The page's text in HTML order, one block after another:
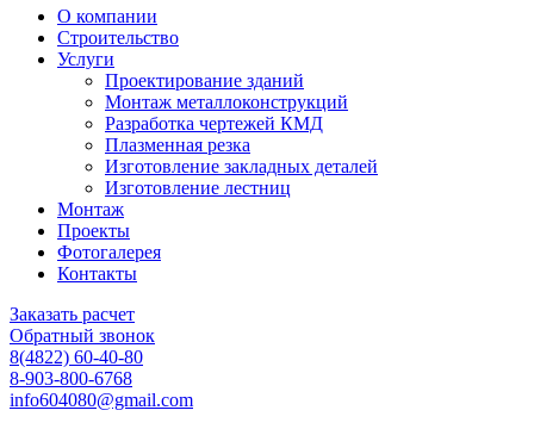
О компании
Строительство
Услуги
Проектирование зданий
Монтаж металлоконструкций
Разработка чертежей КМД
Плазменная резка
Изготовление закладных деталей
Изготовление лестниц
Монтаж
Проекты
Фотогалерея
Контакты
Заказать расчет
Обратный звонок
8(4822) 60-40-80
8-903-800-6768
info604080@gmail.com